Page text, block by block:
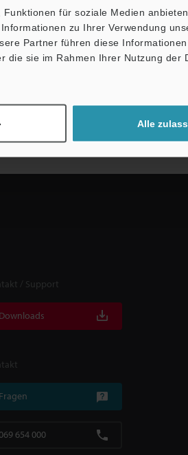
für soziale Medien
zu Ihrer Verwendung
Partner führen diese
die sie im Rahmen Ihrer Nutzung der
Alle
/ Support
Downloads
Fragen
654 000